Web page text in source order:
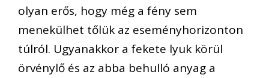
olyan erős, hogy még a fény sem
menekülhet tőlük az eseményhorizonton
túlról. Ugyanakkor a fekete lyuk körül
örvénylő és az abba behulló anyag a